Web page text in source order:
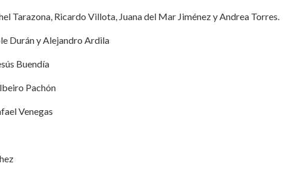
Tarazona, Ricardo Villota, Juana del Mar Jiménez y Andrea Torres.
Durán y Alejandro Ardila
Buendía
Pachón
Venegas